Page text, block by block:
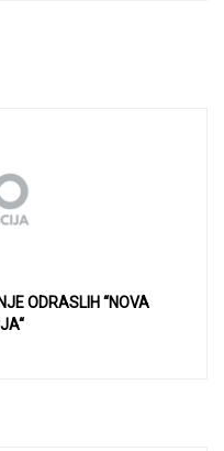
ODRASLIH “NOVA